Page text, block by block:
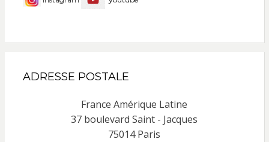
ADRESSE POSTALE
France Amérique Latine
37 boulevard Saint - Jacques
75014 Paris